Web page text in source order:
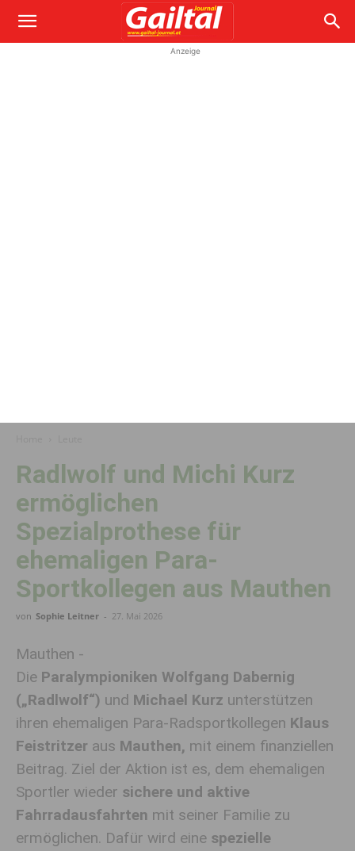
Anzeige
Radlwolf und Michi Kurz
ermöglichen
Spezialprothese für
ehemaligen Para-
Sportkollegen aus Mauthen
von Sophie Leitner - 27. Mai 2026
Mauthen -
Die Paralympioniken Wolfgang Dabernig
(„Radlwolf“) und Michael Kurz unterstützen
ihren ehemaligen Para-Radsportkollegen Klaus
Feistritzer aus Mauthen, mit einem finanziellen
Beitrag. Ziel der Aktion ist es, dem ehemaligen
Sportler wieder sichere und aktive
Fahrradausfahrten mit seiner Familie zu
ermöglichen. Dafür wird eine spezielle